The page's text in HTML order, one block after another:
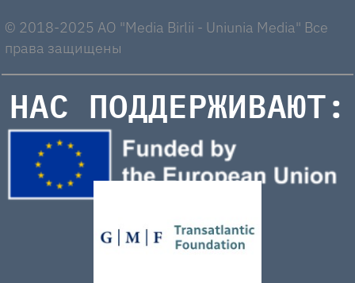
© 2018-2025 AO "Media Birlii - Uniunia Media" Все
права защищены
НАС ПОДДЕРЖИВАЮТ: